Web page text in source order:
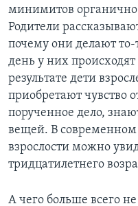
минимитов органично
Родители
почему они делают
день у них
результате дети
приобретают чувство
порученное дело,
вещей. В современном
взрослости можно
тридцатилетнего
А чего больше всего